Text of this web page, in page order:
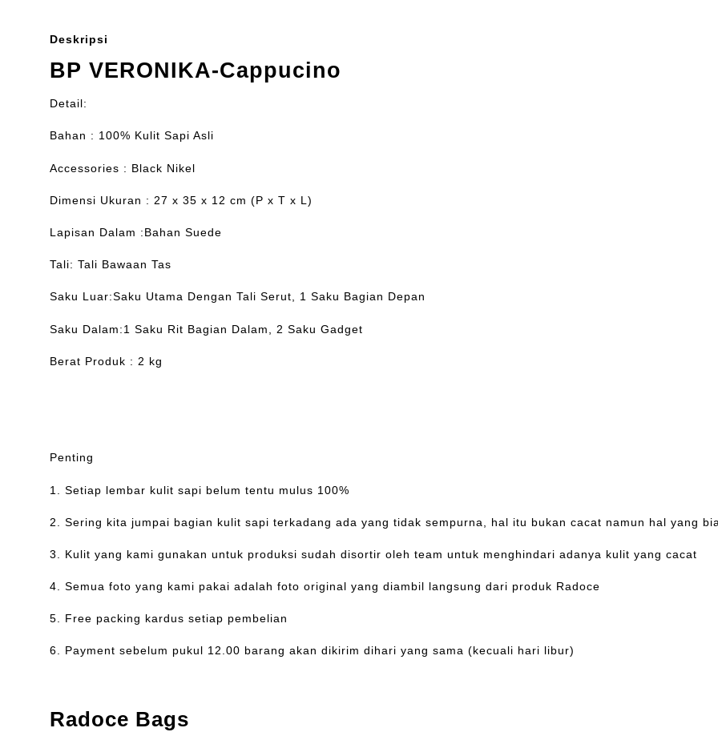
Deskripsi
BP VERONIKA-Cappucino
Detail:
Bahan : 100% Kulit Sapi Asli
Accessories : Black Nikel
Dimensi Ukuran : 27 x 35 x 12 cm (P x T x L)
Lapisan Dalam :Bahan Suede
Tali: Tali Bawaan Tas
Saku Luar:Saku Utama Dengan Tali Serut, 1 Saku Bagian Depan
Saku Dalam:1 Saku Rit Bagian Dalam, 2 Saku Gadget
Berat Produk : 2 kg
Penting
1. Setiap lembar kulit sapi belum tentu mulus 100%
2. Sering kita jumpai bagian kulit sapi terkadang ada yang tidak sempurna, hal itu bukan cacat namun hal yang
3. Kulit yang kami gunakan untuk produksi sudah disortir oleh team untuk menghindari adanya kulit yang cacat
4. Semua foto yang kami pakai adalah foto original yang diambil langsung dari produk Radoce
5. Free packing kardus setiap pembelian
6. Payment sebelum pukul 12.00 barang akan dikirim dihari yang sama (kecuali hari libur)
Radoce Bags